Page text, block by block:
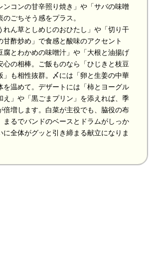
ンコンの甘辛照り焼き」や「サバの味噌
ごちそう感をプラス。
れん草としめじのおひたし」や「切り干
甘酢炒め」で食感と酸味のアクセント
腐とわかめの味噌汁」や「大根と油揚げ
心の相棒。ご飯ものなら「ひじきと枝豆
」も相性抜群。〆には「卵と生姜の中華
を温めて。デザートには「柿とヨーグル
え」や「黒ごまプリン」を添えれば、季
倍増します。白菜が主役でも、脇役の布
まるでバンドのベースとドラムがしっか
に全体がグッと引き締まる献立になりま